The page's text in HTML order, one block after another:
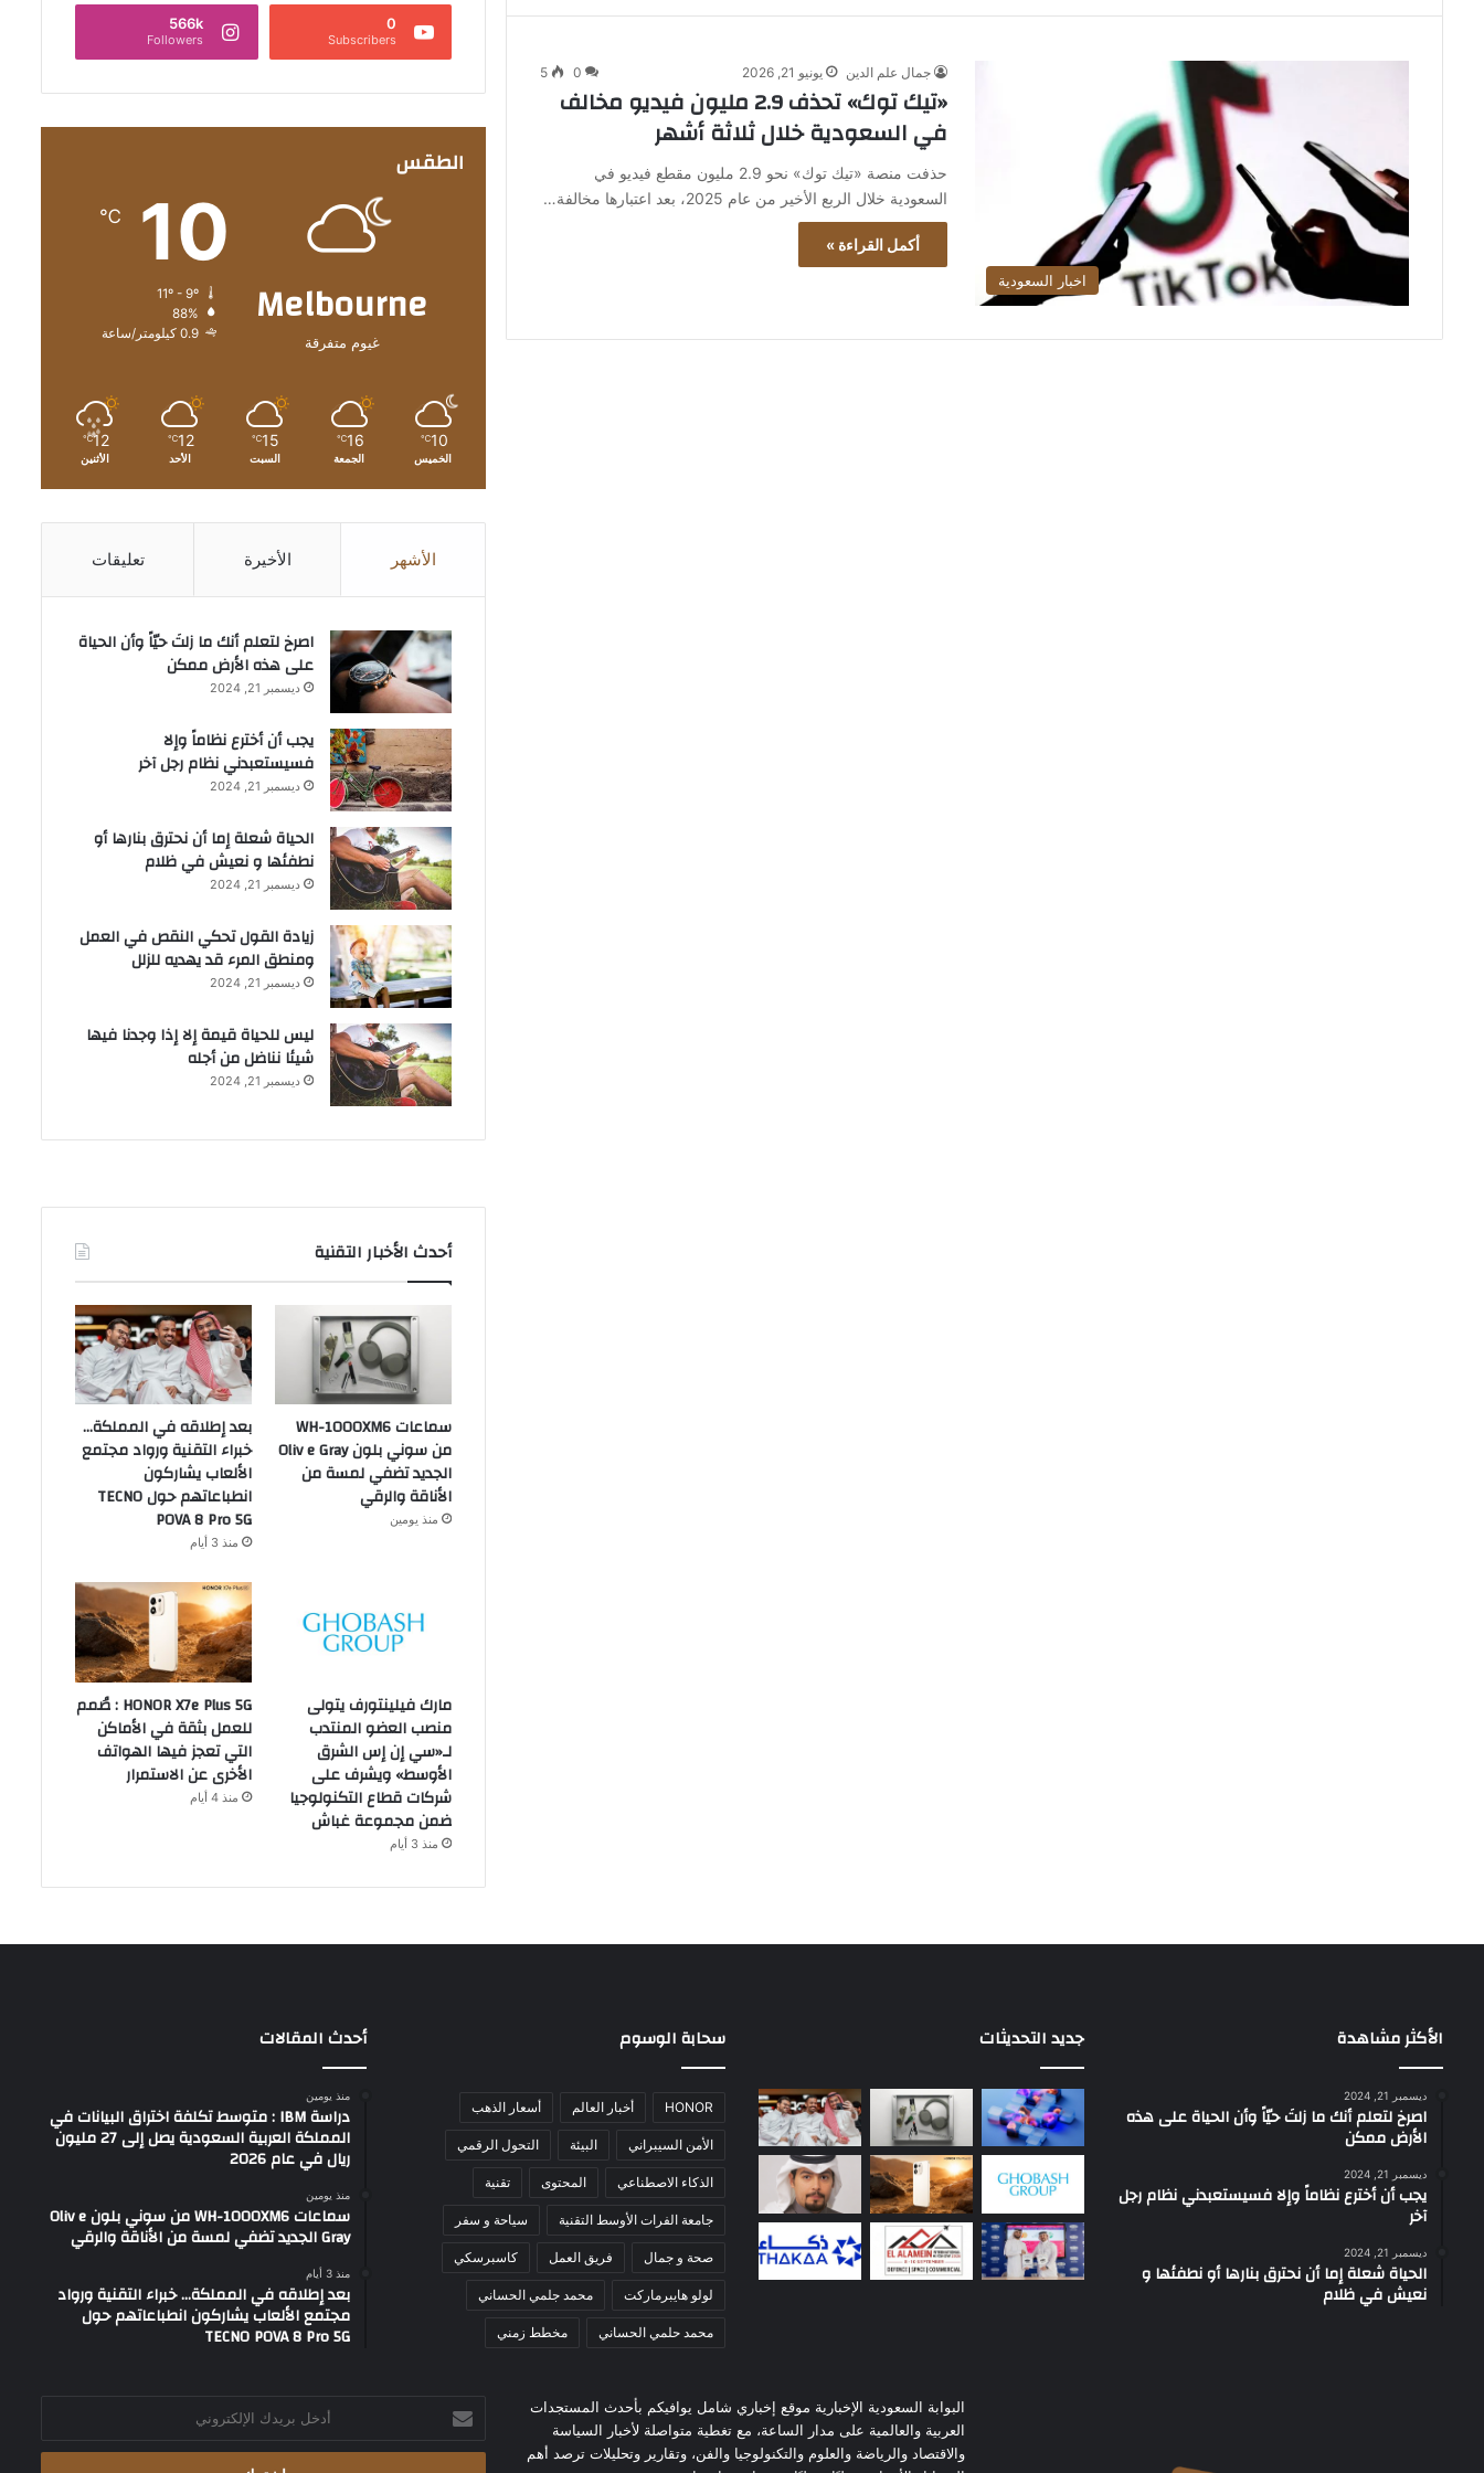
اخبار السعودية
جمال علم الدين يونيو 21, 2026 0
5
«تيك توك» تحذف 2.9 مليون فيديو مخالف
في السعودية خلال ثلاثة أشهر
حذفت منصة «تيك توك» نحو 2.9 مليون مقطع فيديو في
السعودية خلال الربع الأخير من عام 2025، بعد اعتبارها مخالفة…
أكمل القراءة »
0
Subscribers
566k
Followers
الطقس
Melbourne
غيوم متفرقة
10
℃
88%
0.9 كيلومتر/ساعة
10
℃
الخميس
16
℃
الجمعة
15
℃
السبت
12
℃
الأحد
12
℃
الأثنين
الأشهر الأخيرة تعليقات
‫اصرخ لتعلم أنك ما زلتَ حيّاً وأن الحياة
على هذه الأرض ممكن
ديسمبر 21, 2024
يجب أن أخترع نظاماً وإلا
فسيستعبدني نظام رجل آخر
ديسمبر 21, 2024
الحياة شعلة إما أن نحترق بنارها أو
نطفئها و نعيش في ظلام
ديسمبر 21, 2024
زيادة القول تحكي النقص في العمل
ومنطق المرء قد يهديه للزلل
ديسمبر 21, 2024
ليس للحياة قيمة إلا إذا وجدنا فيها
شيئا نناضل من أجله
ديسمبر 21, 2024
أحدث الأخبار التقنية
سماعات WH-1000XM6
من سوني بلون Oliv e Gray
الجديد تضفي لمسة من
الأناقة والرقي
منذ يومين
بعد إطلاقه في المملكة…
خبراء التقنية ورواد مجتمع
الألعاب يشاركون
انطباعاتهم حول TECNO
POVA 8 Pro 5G
منذ 3 أيام
مارك فيلينتورف يتولى
منصب العضو المنتدب
لـ«سي إن إس الشرق
الأوسط» ويشرف على
شركات قطاع التكنولوجيا
ضمن مجموعة غباش
منذ 3 أيام
HONOR X7e Plus 5G : صُمم
للعمل بثقة في الأماكن
التي تعجز فيها الهواتف
الأخرى عن الاستمرار
منذ 4 أيام
الأكثر مشاهدة
ديسمبر 21, 2024
‫اصرخ لتعلم أنك ما زلتَ حيّاً وأن الحياة على هذه
الأرض ممكن
ديسمبر 21, 2024
يجب أن أخترع نظاماً وإلا فسيستعبدني نظام رجل
آخر
ديسمبر 21, 2024
الحياة شعلة إما أن نحترق بنارها أو نطفئها و
نعيش في ظلام
جديد التحديثات سحابة الوسوم
HONOR أخبار العالم أسعار الذهب
الأمن السيبراني البيئة التحول الرقمي
الذكاء الاصطناعي المحتوى تقنية
جامعة الفرات الأوسط التقنية سياحة و سفر
صحة و جمال فريق العمل كاسبرسكي
لولو هايبرماركت محمد جلمي الحساني
محمد حلمي الحساني مخطط زمني
أحدث المقالات
منذ يومين
دراسة IBM : متوسط تكلفة اختراق البيانات في
المملكة العربية السعودية يصل إلى 27 مليون
ريال في عام 2026
منذ يومين
سماعات WH-1000XM6 من سوني بلون Oliv e
Gray الجديد تضفي لمسة من الأناقة والرقي
منذ 3 أيام
بعد إطلاقه في المملكة… خبراء التقنية ورواد
مجتمع الألعاب يشاركون انطباعاتهم حول
TECNO POVA 8 Pro 5G
البوابة السعودية الإخبارية موقع إخباري شامل يوافيكم بأحدث المستجدات
العربية والعالمية على مدار الساعة، مع تغطية متواصلة لأخبار السياسة
والاقتصاد والرياضة والعلوم والتكنولوجيا والفن، وتقارير وتحليلات ترصد أهم
بريدك
الإلكتروني